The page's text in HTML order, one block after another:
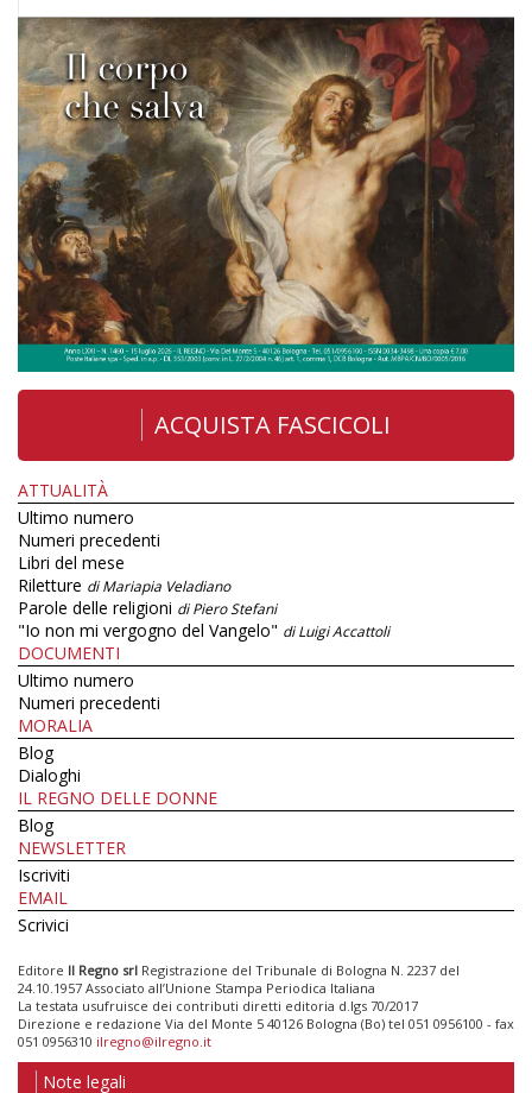
ACQUISTA FASCICOLI
ATTUALITÀ
Ultimo numero
Numeri precedenti
Libri del mese
Riletture di Mariapia Veladiano
Parole delle religioni di Piero Stefani
"Io non mi vergogno del Vangelo" di Luigi Accattoli
DOCUMENTI
Ultimo numero
Numeri precedenti
MORALIA
Blog
Dialoghi
IL REGNO DELLE DONNE
Blog
NEWSLETTER
Iscriviti
EMAIL
Scrivici
Editore Il Regno srl Registrazione del Tribunale di Bologna N. 2237 del
24.10.1957 Associato all’Unione Stampa Periodica Italiana
La testata usufruisce dei contributi diretti editoria d.lgs 70/2017
Direzione e redazione Via del Monte 5 40126 Bologna (Bo) tel 051 0956100 - fax
051 0956310 ilregno@ilregno.it
Note legali